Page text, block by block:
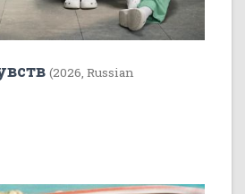
(2026, Russian